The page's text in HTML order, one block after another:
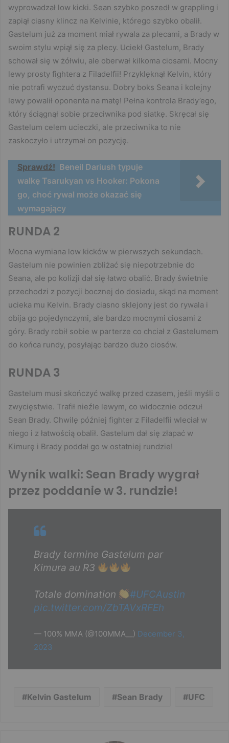
wyprowadzał low kicki. Sean szybko poszedł w grappling i
zapiął ciasny klincz na Kelvinie, którego szybko obalił.
Gastelum już za moment miał rywala za plecami, a Brady w
swoim stylu wpiął się za plecy. Uciekł Gastelum, Brady
schował się w żółwiu, ale oberwał kilkoma ciosami. Mocny
lewy prosty fightera z Filadelfii! Przyklęknął Kelvin, który
nie potrafi wyczuć dystansu. Dobry boks Seana i kolejny
lewy powalił oponenta na matę! Pełna kontrola Brady’ego,
który ściągnął sobie przeciwnika pod siatkę. Skręcał się
Gastelum celem ucieczki, ale przeciwnika to nie
zaskoczyło i utrzymał on pozycję.
Sprawdź! Beneil Dariush typuje
walkę Tsarukyan vs Hooker: Pokona
go, choć rywal może okazać się
wymagający
RUNDA 2
Mocna wymiana low kicków w pierwszych sekundach.
Gastelum nie powinien zbliżać się niepotrzebnie do
Seana, ale po kolizji dał się łatwo obalić. Brady świetnie
przechodzi z pozycji bocznej do dosiadu, skąd na moment
ucieka mu Kelvin. Brady ciasno sklejony jest do rywala i
obija go pojedynczymi, ale bardzo mocnymi ciosami z
góry. Brady robił sobie w parterze co chciał z Gastelumem
do końca rundy, posyłając bardzo dużo ciosów.
RUNDA 3
Gastelum musi skończyć walkę przed czasem, jeśli myśli o
zwycięstwie. Trafił nieźle lewym, co widocznie odczuł
Sean Brady. Chwilę później fighter z Filadelfii wleciał w
niego i z łatwością obalił. Gastelum dał się złapać w
Kimurę i Brady poddał go w ostatniej rundzie!
Wynik walki: Sean Brady wygrał
przez poddanie w 3. rundzie!
Brady termine Gastelum par
Kimura au R3
Totale domination
#UFCAustin
pic.twitter.com/ZbTAVxRFEh
— 100% MMA (@100MMA__) December 3,
2023
Kelvin Gastelum Sean Brady UFC